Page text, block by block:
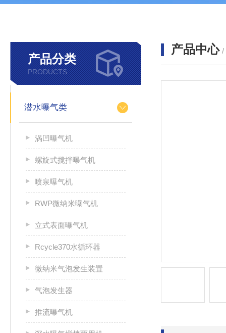
产品分类
PRODUCTS
潜水曝气类
涡凹曝气机
螺旋式搅拌曝气机
喷泉曝气机
RWP微纳米曝气机
立式表面曝气机
Rcycle370水循环器
微纳米气泡发生装置
气泡发生器
推流曝气机
产品中心 /